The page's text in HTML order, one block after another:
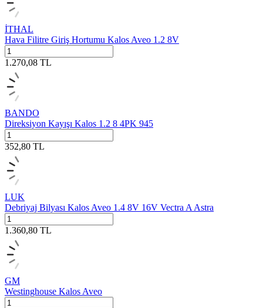
İTHAL
Hava Filitre Giriş Hortumu Kalos Aveo 1.2 8V
1.270,08 TL
BANDO
Direksiyon Kayışı Kalos 1.2 8 4PK 945
352,80 TL
LUK
Debriyaj Bilyası Kalos Aveo 1.4 8V 16V Vectra A Astra
1.360,80 TL
GM
Westinghouse Kalos Aveo